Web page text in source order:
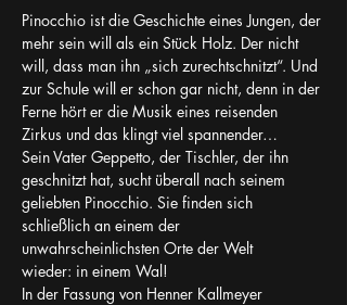
Pinocchio ist die Geschichte eines Jungen, der
mehr sein will als ein Stück Holz. Der nicht
will, dass man ihn „sich zurechtschnitzt“. Und
zur Schule will er schon gar nicht, denn in der
Ferne hört er die Musik eines reisenden
Zirkus und das klingt viel spannender…
Sein Vater Geppetto, der Tischler, der ihn
geschnitzt hat, sucht überall nach seinem
geliebten Pinocchio. Sie finden sich
schließlich an einem der
unwahrscheinlichsten Orte der Welt
wieder: in einem Wal!
In der Fassung von Henner Kallmeyer